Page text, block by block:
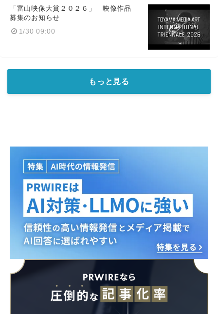
「富山映像大賞２０２６」 映像作品
募集のお知らせ
1/30 09:00
もっと見る